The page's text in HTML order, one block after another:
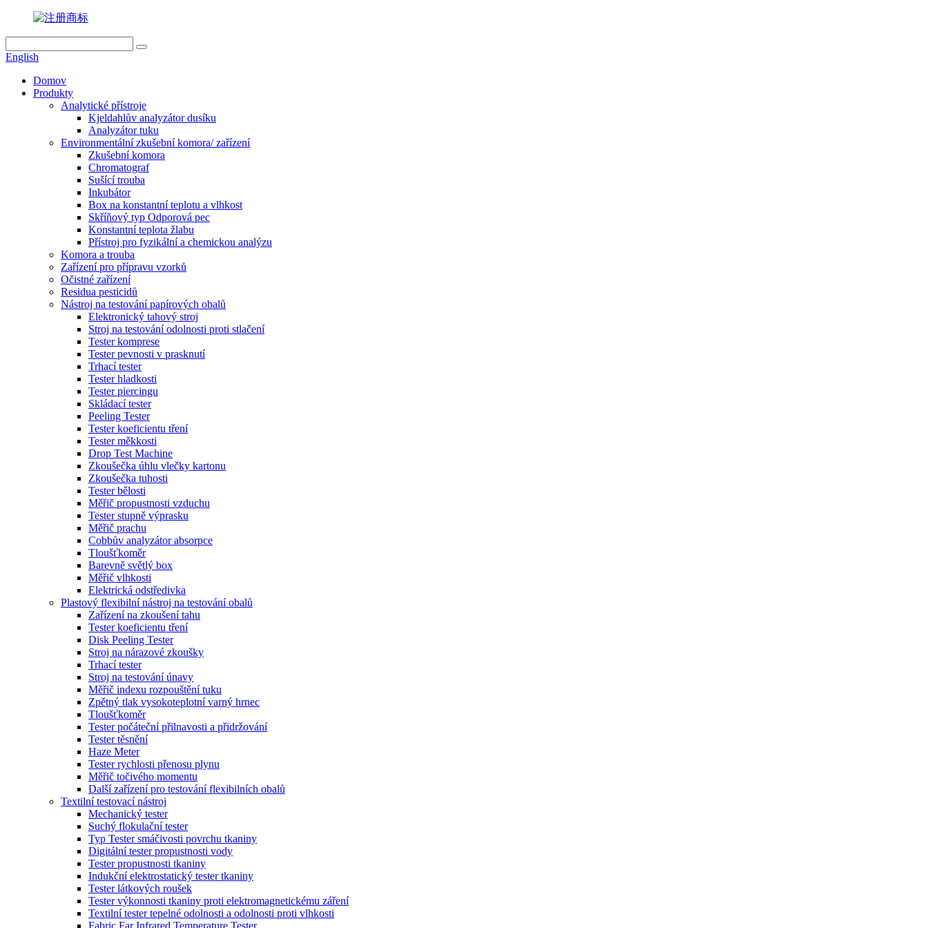
English
Domov
Produkty
Analytické přístroje
Kjeldahlův analyzátor dusíku
Analyzátor tuku
Environmentální zkušební komora/ zařízení
Zkušební komora
Chromatograf
Sušící trouba
Inkubátor
Box na konstantní teplotu a vlhkost
Skříňový typ Odporová pec
Konstantní teplota žlabu
Přístroj pro fyzikální a chemickou analýzu
Komora a trouba
Zařízení pro přípravu vzorků
Očistné zařízení
Residua pesticidů
Nástroj na testování papírových obalů
Elektronický tahový stroj
Stroj na testování odolnosti proti stlačení
Tester komprese
Tester pevnosti v prasknutí
Trhací tester
Tester hladkosti
Tester piercingu
Skládací tester
Peeling Tester
Tester koeficientu tření
Tester měkkosti
Drop Test Machine
Zkoušečka úhlu vlečky kartonu
Zkoušečka tuhosti
Tester bělosti
Měřič propustnosti vzduchu
Tester stupně výprasku
Měřič prachu
Cobbův analyzátor absorpce
Tloušťkoměr
Barevně světlý box
Měřič vlhkosti
Elektrická odstředivka
Plastový flexibilní nástroj na testování obalů
Zařízení na zkoušení tahu
Tester koeficientu tření
Disk Peeling Tester
Stroj na nárazové zkoušky
Trhací tester
Stroj na testování únavy
Měřič indexu rozpouštění tuku
Zpětný tlak vysokoteplotní varný hrnec
Tloušťkoměr
Tester počáteční přilnavosti a přidržování
Tester těsnění
Haze Meter
Tester rychlosti přenosu plynu
Měřič točivého momentu
Další zařízení pro testování flexibilních obalů
Textilní testovací nástroj
Mechanický tester
Suchý flokulační tester
Typ Tester smáčivosti povrchu tkaniny
Digitální tester propustnosti vody
Tester propustnosti tkaniny
Indukční elektrostatický tester tkaniny
Tester látkových roušek
Tester výkonnosti tkaniny proti elektromagnetickému záření
Textilní tester tepelné odolnosti a odolnosti proti vlhkosti
Fabric Far Infrared Temperature Tester